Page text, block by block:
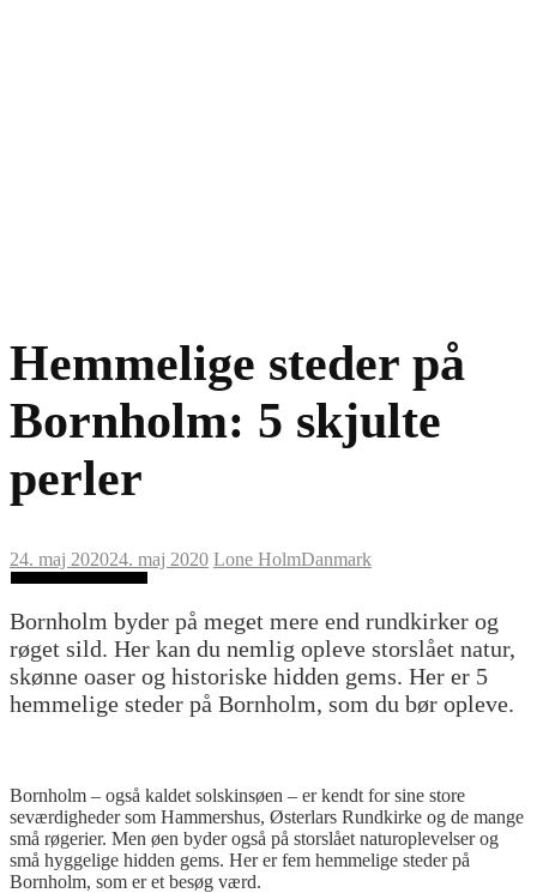
Hemmelige steder på
Bornholm: 5 skjulte
perler
24. maj 202024. maj 2020 Lone HolmDanmark
Bornholm byder på meget mere end rundkirker og
røget sild. Her kan du nemlig opleve storslået natur,
skønne oaser og historiske hidden gems. Her er 5
hemmelige steder på Bornholm, som du bør opleve.
Bornholm – også kaldet solskinsøen – er kendt for sine store
seværdigheder som Hammershus, Østerlars Rundkirke og de mange
små røgerier. Men øen byder også på storslået naturoplevelser og
små hyggelige hidden gems. Her er fem hemmelige steder på
Bornholm, som er et besøg værd.